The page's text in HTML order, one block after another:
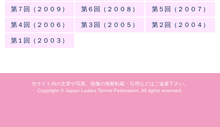
第７回（２００９） 第６回（２００８） 第５回（２００７）
第４回（２００６） 第３回（２００５） 第２回（２００４）
第１回（２００３）
当サイト内の文章や写真、画像の無断転載・引用などはご遠慮下さい。
Copyright © Japan Ladies Tennis Federation, All rights reserved.